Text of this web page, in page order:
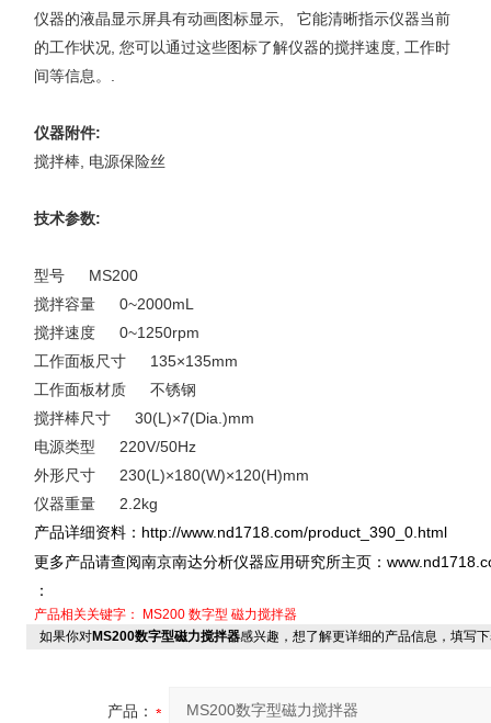
仪器的液晶显示屏具有动画图标显示,
它能清晰指示仪器当前
的工作状况, 您可以通过这些图标了解仪器的搅拌速度, 工作时
间等信息。
仪器附件:
搅拌棒, 电源保险丝
技术参数:
型号 MS200
搅拌容量 0~2000mL
搅拌速度 0~1250rpm
工作面板尺寸 135×135mm
工作面板材质 不锈钢
搅拌棒尺寸 30(L)×7(Dia.)mm
电源类型 220V/50Hz
外形尺寸 230(L)×180(W)×120(H)mm
仪器重量 2.2kg
产品详细资料： http://www.nd1718.com/product_390_0.html
更多产品请查阅南京南达分析仪器应用研究所主页：
：
产品相关关键字： MS200 数字型 磁力搅拌器
如果你对MS200数字型磁力搅拌器感兴趣，想了解更详细的产品信息，填写
产品：